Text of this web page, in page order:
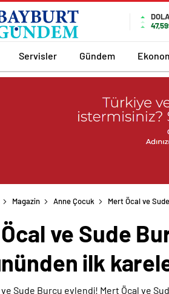
Servisler Gündem
Magazin Anne Çocuk
Mert Öcal ve
ve Sude
ilk